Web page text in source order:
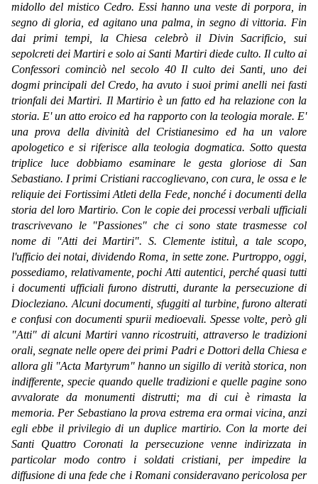
midollo del mistico Cedro. Essi hanno una veste di porpora, in
segno di gloria, ed agitano una palma, in segno di vittoria. Fin
dai primi tempi, la Chiesa celebrò il Divin Sacrificio, sui
sepolcreti dei Martiri e solo ai Santi Martiri diede culto. Il culto ai
Confessori cominciò nel secolo 40 Il culto dei Santi, uno dei
dogmi principali del Credo, ha avuto i suoi primi anelli nei fasti
trionfali dei Martiri. Il Martirio è un fatto ed ha relazione con la
storia. E' un atto eroico ed ha rapporto con la teologia morale. E'
una prova della divinità del Cristianesimo ed ha un valore
apologetico e si riferisce alla teologia dogmatica. Sotto questa
triplice luce dobbiamo esaminare le gesta gloriose di San
Sebastiano. I primi Cristiani raccoglievano, con cura, le ossa e le
reliquie dei Fortissimi Atleti della Fede, nonché i documenti della
storia del loro Martirio. Con le copie dei processi verbali ufficiali
trascrivevano le "Passiones" che ci sono state trasmesse col
nome di "Atti dei Martiri". S. Clemente istituì, a tale scopo,
l'ufficio dei notai, dividendo Roma, in sette zone. Purtroppo, oggi,
possediamo, relativamente, pochi Atti autentici, perché quasi tutti
i documenti ufficiali furono distrutti, durante la persecuzione di
Diocleziano. Alcuni documenti, sfuggiti al turbine, furono alterati
e confusi con documenti spurii medioevali. Spesse volte, però gli
"Atti" di alcuni Martiri vanno ricostruiti, attraverso le tradizioni
orali, segnate nelle opere dei primi Padri e Dottori della Chiesa e
allora gli "Acta Martyrum" hanno un sigillo di verità storica, non
indifferente, specie quando quelle tradizioni e quelle pagine sono
avvalorate da monumenti distrutti; ma di cui è rimasta la
memoria. Per Sebastiano la prova estrema era ormai vicina, anzi
egli ebbe il privilegio di un duplice martirio. Con la morte dei
Santi Quattro Coronati la persecuzione venne indirizzata in
particolar modo contro i soldati cristiani, per impedire la
diffusione di una fede che i Romani consideravano pericolosa per